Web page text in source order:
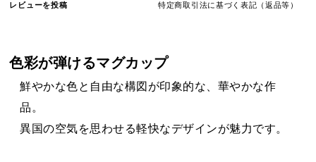
レビューを投稿 特定商取引法に基づく表記（返品等）
色彩が弾けるマグカップ
鮮やかな色と自由な構図が印象的な、華やかな作
品。
異国の空気を思わせる軽快なデザインが魅力です。